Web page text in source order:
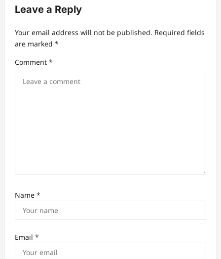
Leave a Reply
Your email address will not be published. Required fields
are marked *
Comment *
Name *
Email *